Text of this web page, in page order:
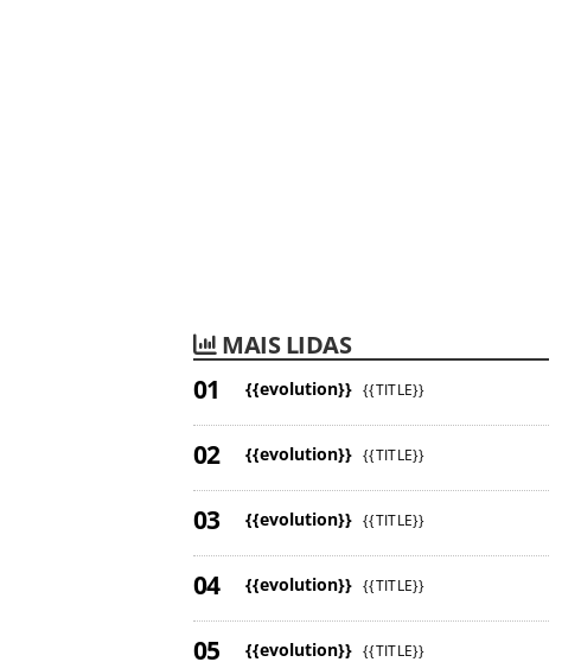
MAIS LIDAS
{{evolution}} {{TITLE}}
{{evolution}} {{TITLE}}
{{evolution}} {{TITLE}}
{{evolution}} {{TITLE}}
{{evolution}} {{TITLE}}